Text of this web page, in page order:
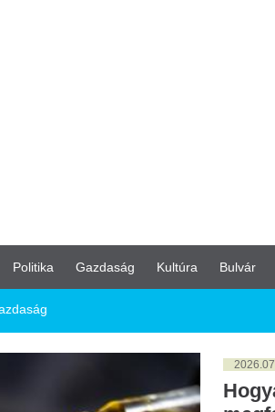
Hogyan
elvesztették régi fényüket
szerint választunk, ami
tisztítást igényel. Az ilyen
különleges technológiával
karbantartásuk is külön
hogyan kell helyesen